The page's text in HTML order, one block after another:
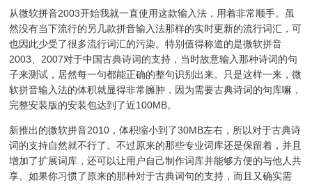
从微软拼音2003开始我就一直使用这款输入法，用着非常顺手。虽
然没有当下流行的另几款拼音输入法那样的实时更新的流行词汇，可
也因此少受了很多流行词汇的污染。特别值得称道的是微软拼音
2003、2007对于中国古典诗词的支持，当时故意输入那种诗词的句
子来测试，居然每一句都能正确的整句识别出来。只是这样一来，微
软拼音输入法的体积就显得非常臃肿，因为需要古典诗词的句库嘛，
完整安装版的安装包达到了近100MB。
新推出的微软拼音2010，体积缩小到了30MB左右，所以对于古典诗
词的支持自然就不行了。不过原来的那些专业词库还是保留着，并且
增加了扩展词库，还可以让用户自己制作词库并能够方便的与他人共
享。如果你习惯了原来的那种对于古典词句的支持，而且又确实需